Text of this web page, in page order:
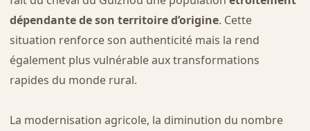
dépendante de son territoire d’origine. Cette
situation renforce son authenticité mais la rend
également plus vulnérable aux transformations
rapides du monde rural.
La modernisation agricole, la diminution du nombre